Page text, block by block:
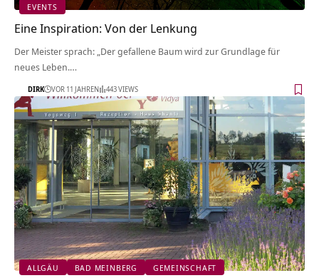
EVENTS
Eine Inspiration: Von der Lenkung
Der Meister sprach: „Der gefallene Baum wird zur Grundlage für
neues Leben.…
DIRK VOR 11 JAHREN 443 VIEWS
ALLGÄU BAD MEINBERG GEMEINSCHAFT